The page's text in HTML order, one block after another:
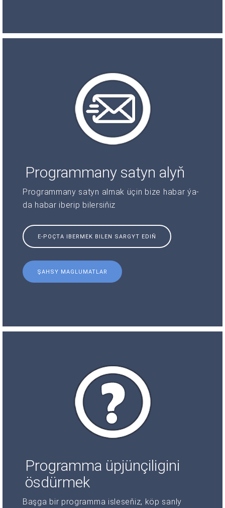
Programmany satyn alyň
Programmany satyn almak üçin bize habar ýa-
da habar iberip bilersiňiz
E-POÇTA IBERMEK BILEN SARGYT EDIŇ
ŞAHSY MAGLUMATLAR
Programma üpjünçiligini
ösdürmek
Başga bir programma isleseňiz, köp sanly